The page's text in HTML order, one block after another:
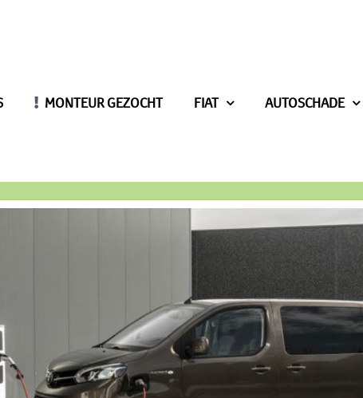
MONTEUR GEZOCHT FIAT AUTOSCHADE